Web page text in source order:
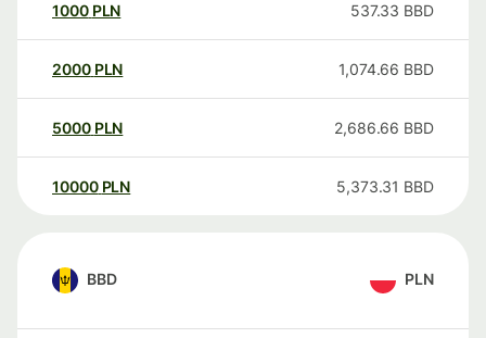
1000 PLN 537.33 BBD
2000 PLN 1,074.66 BBD
5000 PLN 2,686.66 BBD
10000 PLN 5,373.31 BBD
BBD PLN